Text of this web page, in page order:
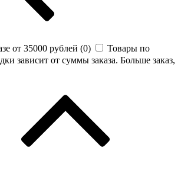
от 35000 рублей (0)
Товары по
зависит от суммы заказа. Больше заказ,